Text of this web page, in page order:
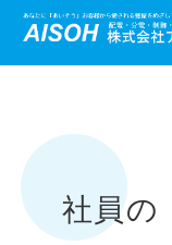
社員の